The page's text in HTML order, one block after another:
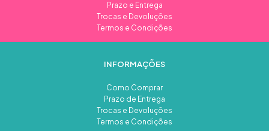
Prazo e Entrega
Trocas e Devoluções
Termos e Condições
INFORMAÇÕES
Como Comprar
Prazo de Entrega
Trocas e Devoluções
Termos e Condições